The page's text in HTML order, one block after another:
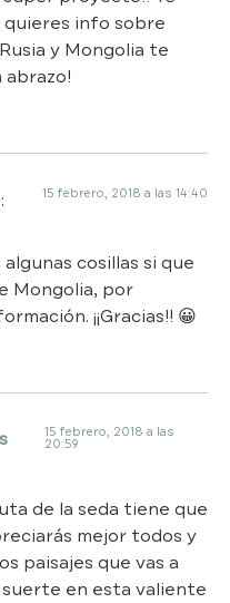
quieres info sobre
y Mongolia te
abrazo!
15 febrero, 2018 a las 14:40
algunas cosillas si que
Mongolia, por
¡¡Gracias!! 😀
15 febrero, 2018 a las
20:59
de la seda tiene que
mejor todos y
paisajes que vas a
en esta valiente